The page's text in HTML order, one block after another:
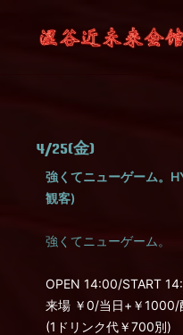
CONTACT4/25(金)
強くてニューゲーム。
観客)
強くてニューゲーム。
OPEN 14:00/START
来場 ￥0/当日+￥1000/
(1ドリンク代￥700別)